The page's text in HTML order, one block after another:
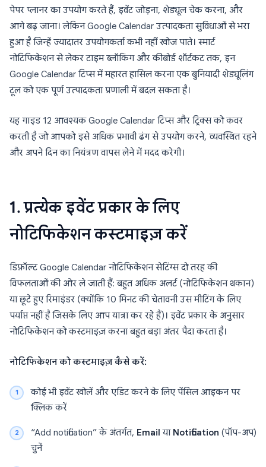
पेपर प्लानर का उपयोग करते हैं, इवेंट जोड़ना, शेड्यूल चेक करना, और
आगे बढ़ जाना। लेकिन Google Calendar उत्पादकता सुविधाओं से भरा
हुआ है जिन्हें ज्यादातर उपयोगकर्ता कभी नहीं खोज पाते। स्मार्ट
नोटिफिकेशन से लेकर टाइम ब्लॉकिंग और कीबोर्ड शॉर्टकट तक, इन
Google Calendar टिप्स में महारत हासिल करना एक बुनियादी शेड्यूलिंग
टूल को एक पूर्ण उत्पादकता प्रणाली में बदल सकता है।
यह गाइड 12 आवश्यक Google Calendar टिप्स और ट्रिक्स को कवर
करती है जो आपको इसे अधिक प्रभावी ढंग से उपयोग करने, व्यवस्थित रहने
और अपने दिन का नियंत्रण वापस लेने में मदद करेगी।
1. प्रत्येक इवेंट प्रकार के लिए
नोटिफिकेशन कस्टमाइज़ करें
डिफ़ॉल्ट Google Calendar नोटिफिकेशन सेटिंग्स दो तरह की
विफलताओं की ओर ले जाती हैं: बहुत अधिक अलर्ट (नोटिफिकेशन थकान)
या छूटे हुए रिमाइंडर (क्योंकि 10 मिनट की चेतावनी उस मीटिंग के लिए
पर्याप्त नहीं है जिसके लिए आप यात्रा कर रहे हैं)। इवेंट प्रकार के अनुसार
नोटिफिकेशन को कस्टमाइज़ करना बहुत बड़ा अंतर पैदा करता है।
नोटिफिकेशन को कस्टमाइज़ कैसे करें:
कोई भी इवेंट खोलें और एडिट करने के लिए पेंसिल आइकन पर
क्लिक करें
“Add notification” के अंतर्गत, Email या Notification (पॉप-अप)
चुनें